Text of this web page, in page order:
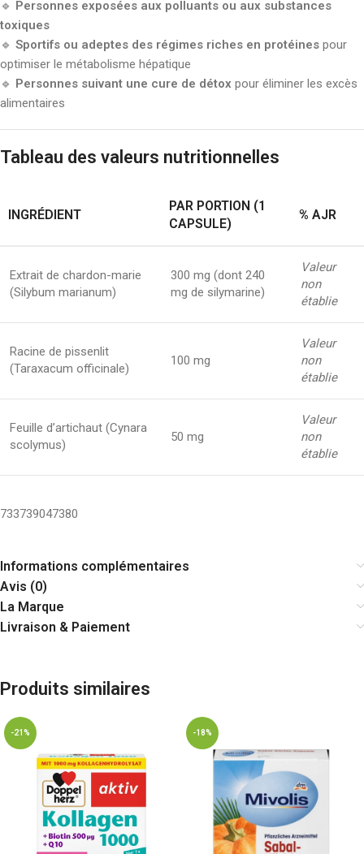
🔹
Personnes exposées aux polluants ou aux substances
toxiques
🔹 Sportifs ou adeptes des régimes riches en protéines pour
optimiser le métabolisme hépatique
🔹
Personnes suivant une cure de détox pour éliminer les excès
alimentaires
Tableau des valeurs nutritionnelles
INGRÉDIENT
PAR PORTION (1
CAPSULE)
% AJR
Extrait de chardon-marie
(Silybum marianum)
300 mg (dont 240
mg de silymarine)
Valeur
non
établie
Racine de pissenlit
(Taraxacum officinale)
100 mg
Valeur
non
établie
Feuille d’artichaut (Cynara
scolymus)
50 mg
Valeur
non
établie
733739047380
Informations complémentaires
Avis (0)
La Marque
Livraison & Paiement
Produits similaires
-21% -18%